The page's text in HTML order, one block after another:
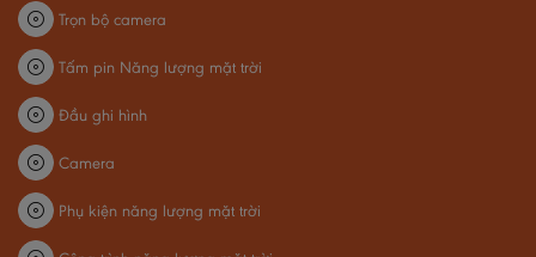
Trọn bộ camera
Tấm pin Năng lượng mặt trời
Đầu ghi hình
Camera
Phụ kiện năng lượng mặt trời